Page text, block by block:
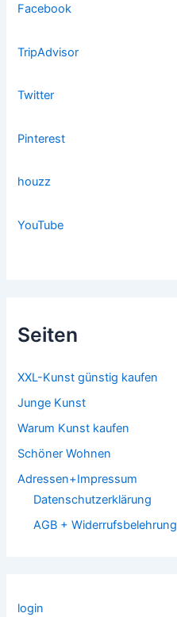
Facebook
TripAdvisor
Twitter
Pinterest
houzz
YouTube
Seiten
XXL-Kunst günstig kaufen
Junge Kunst
Warum Kunst kaufen
Schöner Wohnen
Adressen+Impressum
Datenschutzerklärung
AGB + Widerrufsbelehrung
login